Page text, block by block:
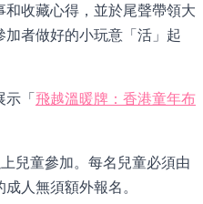
收藏心得，並於尾聲帶領大
者做好的小玩意「活」起
示「飛越溫暖牌：香港童年布
兒童參加。每名兒童必須由
人無須額外報名。